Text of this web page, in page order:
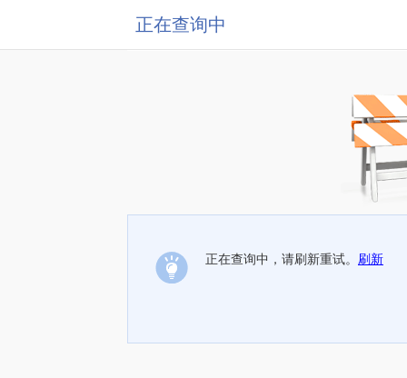
正在查询中
正在查询中，请刷新重试。 刷新